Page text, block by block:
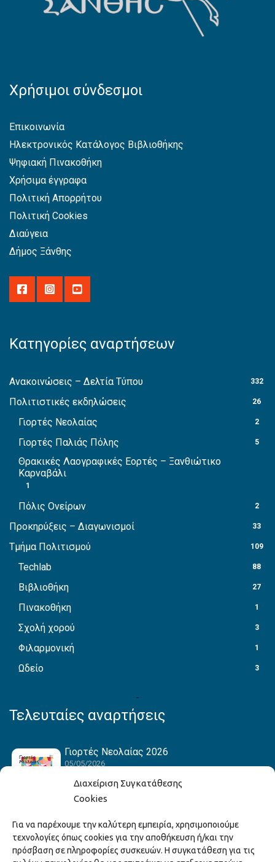
Διαχείριση Συγκατάθεσης
Cookies
Για να παρέχουμε την καλύτερη εμπειρία, χρησιμοποιούμε
τεχνολογίες όπως cookies για την αποθήκευση ή/και την
πρόσβαση σε πληροφορίες συσκευών. Η συγκατάθεση για τις
Χρήσιμοι σύνδεσμοι
Επικοινωνία
Ηλεκτρονικός Κατάλογος Βιβλιοθήκης
Ψηφιακή Πινακοθήκη
Χρήσιμα έγγραφα
Πολιτική Απορρήτου
Πολιτική Cookies
Διαύγεια
Δήμος Ξάνθης
Κατηγορίες αναρτήσεων
Ανακοινώσεις – Δελτία Τύπου 332
Πολιτιστικές εκδηλώσεις 26
Γιορτές Νεολαίας 2
Γιορτές Παλιάς Πόλης 5
Θρακικές Λαογραφικές Εορτές – Ξανθιώτικο
Καρναβάλι
1
Πόλις Ονείρων 2
Προκηρύξεις – Διαγωνισμοί 33
Τμήμα Πολιτισμού 109
Techlab 88
Βιβλιοθήκη 27
Πινακοθήκη 1
Σχολή χορού 3
Φιλαρμονική 1
Ωδείο 3
Τελευταίες αναρτήσεις
Γιορτές Νεολαίας 2026
05/05/2026
Hack the Match: Γνωρίζοντας τα Αμερικανικά
Αθλήματα! Δημιουργώντας το Δικό σου
Game Story!
22/04/2026